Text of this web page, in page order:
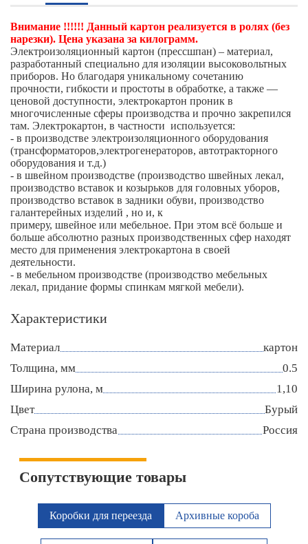
Внимание !!!!!! Данный картон реализуется в ролях (без
нарезки). Цена указана за килограмм.
Электроизоляционный картон (прессшпан) – материал,
разработанный специально для изоляции высоковольтных
приборов. Но благодаря уникальному сочетанию
прочности, гибкости и простоты в обработке, а также —
ценовой доступности, электрокартон проник в
многочисленные сферы производства и прочно закрепился
там. Электрокартон, в частности используется:
- в производстве электроизоляционного оборудования
(трансформаторов,электрогенераторов, автотракторного
оборудования и т.д.)
- в швейном производстве (производство швейных лекал,
производство вставок и козырьков для головных уборов,
производство вставок в задники обуви, производство
галантерейных изделий , но и, к
примеру, швейное или мебельное. При этом всё больше и
больше абсолютно разных производственных сфер находят
место для применения электрокартона в своей
деятельности.
- в мебельном производстве (производство мебельных
лекал, придание формы спинкам мягкой мебели).
Характеристики
Материал
картон
Толщина, мм
0.5
Ширина рулона, м
1,10
Цвет
Бурый
Страна производства
Россия
Сопутствующие товары
Коробки для переезда Архивные короба